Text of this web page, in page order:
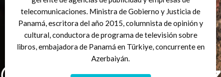
telecomunicaciones. Ministra de Gobierno y Justicia de
Panamá, escritora del año 2015, columnista de opinión y
cultural, conductora de programa de televisión sobre
libros, embajadora de Panamá en Türkiye, concurrente en
Azerbaiyán.